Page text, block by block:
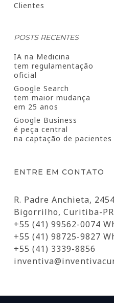
Clientes
POSTS RECENTES
IA na Medicina
tem regulamentação
oficial
Google Search
tem maior mudança
em 25 anos
Google Business
é peça central
na captação de pacientes
ENTRE EM CONTATO
R. Padre Anchieta,
Bigorrilho, Curitiba-
+55 (41) 99562-0074
+55 (41) 98725-9827
+55 (41) 3339-8856